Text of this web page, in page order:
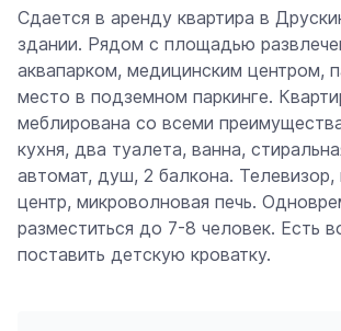
Сдается в аренду квартира в
здании. Рядом с площадью
аквапарком, медицинским центром,
место в подземном паркинге.
меблирована со всеми
кухня, два туалета, ванна,
автомат, душ, 2 балкона. Телевизор,
центр, микроволновая печь.
разместиться до 7-8 человек. Есть
поставить детскую кроватку.